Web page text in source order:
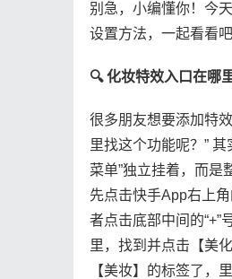
别急，小编懂你！今
设置方法，一起看看吧
​🔍 化妆特效入口在哪里
很多朋友想要添加特
里找这个功能呢？”
菜单”独立挂着，而是
先点击快手App右上
者点击底部中间的“+”
里，找到并点击【美
【美妆】的标签了，